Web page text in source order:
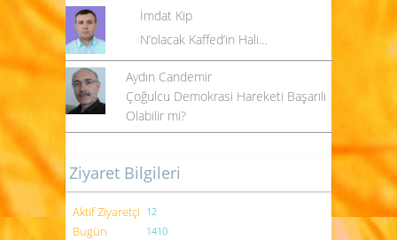
İmdat Kip
N’olacak Kaffed’in Hali…
Aydın Candemir
Çoğulcu Demokrasi Hareketi Başarılı
Olabilir mi?
Ziyaret Bilgileri
Aktif Ziyaretçi 12
Bugün
1410